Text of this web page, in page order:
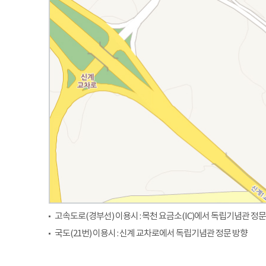
고속도로(경부선) 이용시 : 목천 요금소(IC)에서 독립기념관 정
국도(21번) 이용시 : 신계 교차로에서 독립기념관 정문 방향